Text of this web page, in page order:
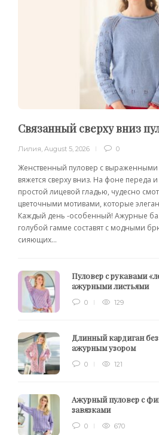
Связанный сверху вниз
Лилия, August 5, 2026 0
Женственный пуловер с
вяжется сверху вниз. На фоне переда
простой лицевой гладью, чудесно
цветочными мотивами, которые
Каждый день -особенный! Ажурные
голубой гамме составят с модными
сияющих...
Пуловер с рукавами
ажурными листьями
0 129
Длинный кардиган
ажурным узором
0 121
Ажурный пуловер с
завязками
0 670